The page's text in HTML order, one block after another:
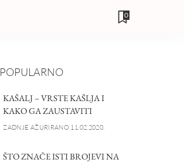
0
POPULARNO
KAŠALJ – VRSTE KAŠLJA I
KAKO GA ZAUSTAVITI
ZADNJE AŽURIRANO 11.02.2020.
ŠTO ZNAČE ISTI BROJEVI NA